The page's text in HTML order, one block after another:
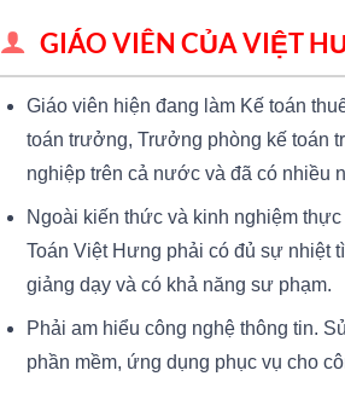
GIÁO VIÊN CỦA VIỆT
Giáo viên hiện đang làm Kế toán
toán trưởng, Trưởng phòng kế toán
nghiệp trên cả nước và đã có nhiều
Ngoài kiến thức và kinh nghiệm
Toán Việt Hưng phải có đủ sự nhiệt
giảng dạy và có khả năng sư phạm.
Phải am hiểu công nghệ thông tin.
phần mềm, ứng dụng phục vụ cho